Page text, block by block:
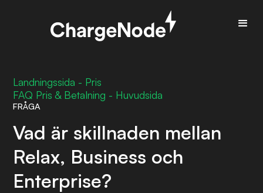
Landningssida - Pris
FAQ Pris & Betalning - Huvudsida
FRÅGA
Vad är skillnaden mellan
Relax, Business och
Enterprise?